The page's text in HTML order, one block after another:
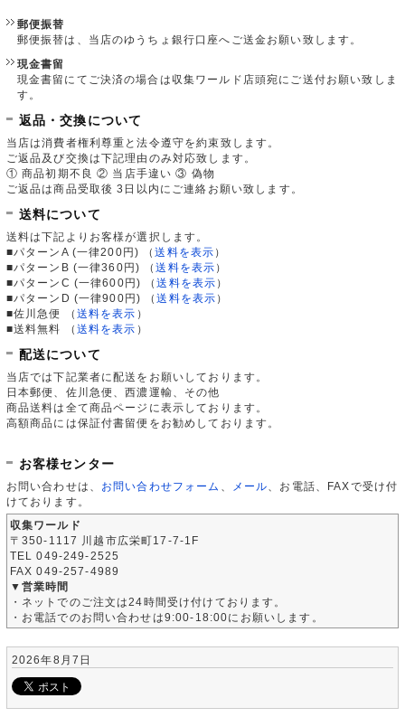
郵便振替
郵便振替は、当店のゆうちょ銀行口座へご送金お願い致します。
現金書留
現金書留にてご決済の場合は収集ワールド店頭宛にご送付お願い致しま
す。
返品・交換について
当店は消費者権利尊重と法令遵守を約束致します。
ご返品及び交換は下記理由のみ対応致します。
① 商品初期不良 ② 当店手違い ③ 偽物
ご返品は商品受取後 3日以内にご連絡お願い致します。
送料について
送料は下記よりお客様が選択します。
■パターンA (一律200円)
（送料を表示 ）
■パターンB (一律360円)
（送料を表示 ）
■パターンC (一律600円)
（送料を表示 ）
■パターンD (一律900円)
（送料を表示 ）
■佐川急便
（ 送料を表示 ）
■送料無料
（ 送料を表示 ）
配送について
当店では下記業者に配送をお願いしております。
日本郵便、佐川急便、西濃運輸、その他
商品送料は全て商品ページに表示しております。
高額商品には保証付書留便をお勧めしております。
お客様センター
お問い合わせは、 お問い合わせフォーム メール 、お電話、FAXで受け付
けております。
収集ワールド
〒350-1117 川越市広栄町17-7-1F
TEL 049-249-2525
FAX 049-257-4989
▼営業時間
・ネットでのご注文は24時間受け付けております。
・お電話でのお問い合わせは9:00-18:00にお願いします。
2026年8月7日